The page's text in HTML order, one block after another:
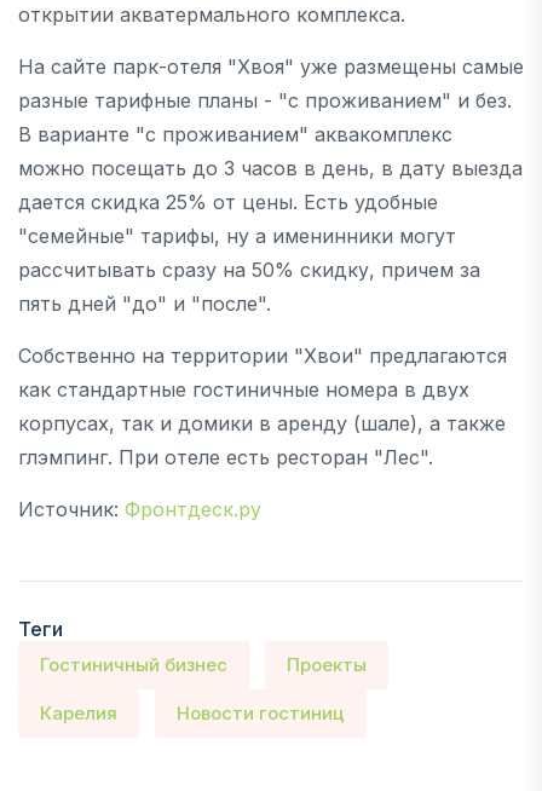
открытии акватермального комплекса.
На сайте парк-отеля "Хвоя" уже размещены самые
разные тарифные планы - "с проживанием" и без.
В варианте "с проживанием" аквакомплекс
можно посещать до 3 часов в день, в дату выезда
дается скидка 25% от цены. Есть удобные
"семейные" тарифы, ну а именинники могут
рассчитывать сразу на 50% скидку, причем за
пять дней "до" и "после".
Собственно на территории "Хвои" предлагаются
как стандартные гостиничные номера в двух
корпусах, так и домики в аренду (шале), а также
глэмпинг. При отеле есть ресторан "Лес".
Источник: Фронтдеск.ру
Теги
Гостиничный бизнес Проекты
Карелия Новости гостиниц